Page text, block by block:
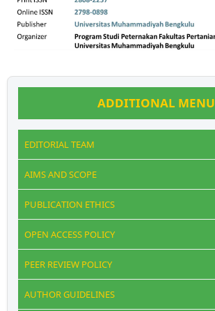
ADDITIONAL MENU
EDITORIAL TEAM
AIMS AND SCOPE
PUBLICATION ETHICS
OPEN ACCESS POLICY
PEER REVIEW POLICY
AUTHOR GUIDELINES